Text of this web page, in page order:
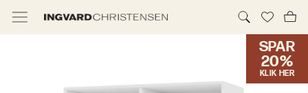
SPAR
20%
KLIK HER